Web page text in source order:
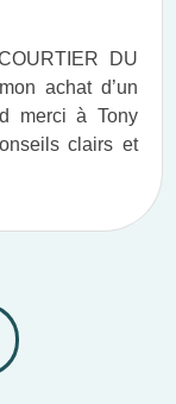
DU
achat d’un
merci à Tony
clairs et